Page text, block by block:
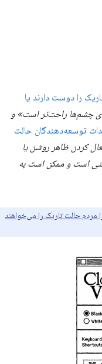
را دوست دارند یا
چشم‌ها راحت‌تر است» و
توسعه‌دهندگان حالت
کردن ظاهر روشن یا
است و ممکن است به
مردم حالت تاریک را می‌خواهند